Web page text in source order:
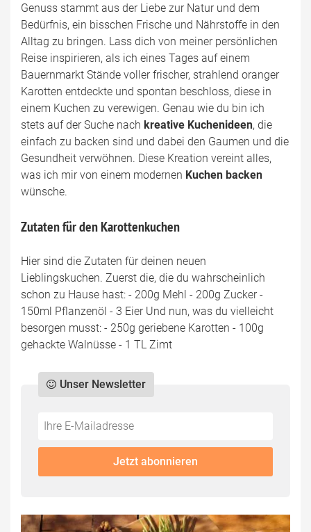
Genuss stammt aus der Liebe zur Natur und dem
Bedürfnis, ein bisschen Frische und Nährstoffe in den
Alltag zu bringen. Lass dich von meiner persönlichen
Reise inspirieren, als ich eines Tages auf einem
Bauernmarkt Stände voller frischer, strahlend oranger
Karotten entdeckte und spontan beschloss, diese in
einem Kuchen zu verewigen. Genau wie du bin ich
stets auf der Suche nach kreative Kuchenideen, die
einfach zu backen sind und dabei den Gaumen und die
Gesundheit verwöhnen. Diese Kreation vereint alles,
was ich mir von einem modernen Kuchen backen
wünsche.
Zutaten für den Karottenkuchen
Hier sind die Zutaten für deinen neuen
Lieblingskuchen. Zuerst die, die du wahrscheinlich
schon zu Hause hast: - 200g Mehl - 200g Zucker -
150ml Pflanzenöl - 3 Eier Und nun, was du vielleicht
besorgen musst: - 250g geriebene Karotten - 100g
gehackte Walnüsse - 1 TL Zimt
Do
fill
Unser Newsletter
*Ihre
Mailadresse:
Jetzt abonnieren